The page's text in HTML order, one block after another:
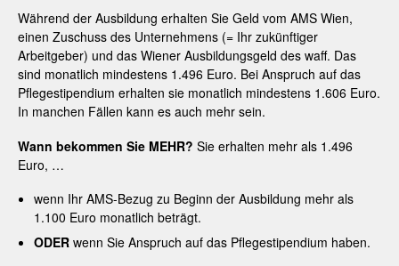
Während der Ausbildung erhalten Sie Geld vom AMS Wien,
einen Zuschuss des Unternehmens (= Ihr zukünftiger
Arbeitgeber) und das Wiener Ausbildungsgeld des waff. Das
sind monatlich mindestens 1.496 Euro. Bei Anspruch auf das
Pflegestipendium erhalten sie monatlich mindestens 1.606 Euro.
In manchen Fällen kann es auch mehr sein.
Wann bekommen Sie MEHR? Sie erhalten mehr als 1.496
Euro, …
wenn Ihr AMS-Bezug zu Beginn der Ausbildung mehr als
1.100 Euro monatlich beträgt.
ODER wenn Sie Anspruch auf das Pflegestipendium haben.